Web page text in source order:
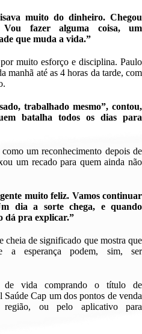
muito do dinheiro. Chegou
Vou fazer alguma coisa, um
que muda a vida.”
muito esforço e disciplina. Paulo
manhã até as 4 horas da tarde, com
trabalhado mesmo”, contou,
batalha todos os dias para
um reconhecimento depois de
um recado para quem ainda não
muito feliz. Vamos continuar
dia a sortechega, e quando
dá pra explicar.”
cheia de significado que mostra que
a esperança podem, sim, ser
de vida comprando o título de
Saúde Cap um dos pontos de venda
, ou pelo aplicativo para